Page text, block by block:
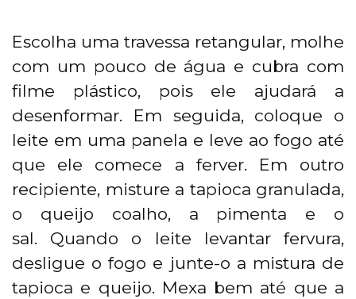
Escolha uma travessa retangular, molhe
com um pouco de água e cubra com
filme plástico, pois ele ajudará a
desenformar. Em seguida, coloque o
leite em uma panela e leve ao fogo até
que ele comece a ferver. Em outro
recipiente, misture a tapioca granulada,
o queijo coalho, a pimenta e o
sal. Quando o leite levantar fervura,
desligue o fogo e junte-o a mistura de
tapioca e queijo. Mexa bem até que a